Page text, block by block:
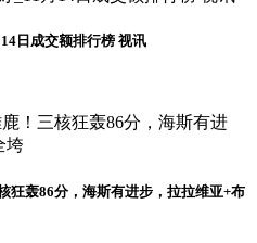
日成交额排行榜 视讯
狂轰86分，海斯有进步，拉拉维亚+布